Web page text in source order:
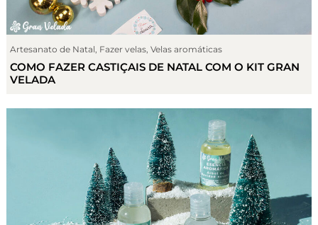
Artesanato de Natal Fazer velas Velas aromáticas
COMO FAZER CASTIÇAIS DE NATAL COM O KIT GRAN
VELADA